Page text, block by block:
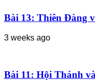
Bài 13: Thiên Đàng
3 weeks ago
Bài 11: Hội Thánh